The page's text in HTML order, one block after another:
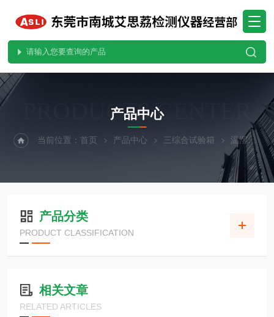
PRODUCTS CENTER
产品中心
当前位置：首页 产品中心 三综合试验箱 温湿度三综合试验箱
产品分类
PRODUCT CLASSIFICATION
相关文章
RELATED ARTICLES